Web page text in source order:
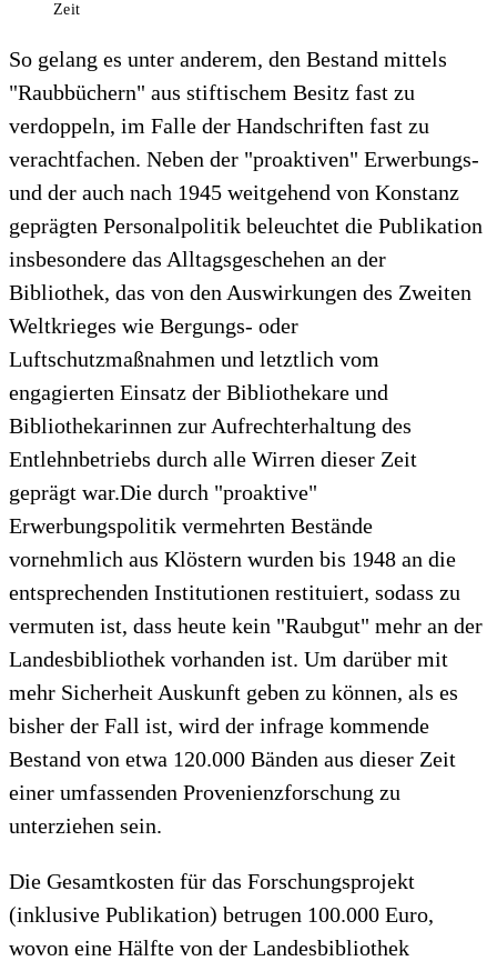
Zeit
So gelang es unter anderem, den Bestand mittels
"Raubbüchern" aus stiftischem Besitz fast zu
verdoppeln, im Falle der Handschriften fast zu
verachtfachen. Neben der "proaktiven" Erwerbungs-
und der auch nach 1945 weitgehend von Konstanz
geprägten Personalpolitik beleuchtet die Publikation
insbesondere das Alltagsgeschehen an der
Bibliothek, das von den Auswirkungen des Zweiten
Weltkrieges wie Bergungs- oder
Luftschutzmaßnahmen und letztlich vom
engagierten Einsatz der Bibliothekare und
Bibliothekarinnen zur Aufrechterhaltung des
Entlehnbetriebs durch alle Wirren dieser Zeit
geprägt war.Die durch "proaktive"
Erwerbungspolitik vermehrten Bestände
vornehmlich aus Klöstern wurden bis 1948 an die
entsprechenden Institutionen restituiert, sodass zu
vermuten ist, dass heute kein "Raubgut" mehr an der
Landesbibliothek vorhanden ist. Um darüber mit
mehr Sicherheit Auskunft geben zu können, als es
bisher der Fall ist, wird der infrage kommende
Bestand von etwa 120.000 Bänden aus dieser Zeit
einer umfassenden Provenienzforschung zu
unterziehen sein.
Die Gesamtkosten für das Forschungsprojekt
(inklusive Publikation) betrugen 100.000 Euro,
wovon eine Hälfte von der Landesbibliothek